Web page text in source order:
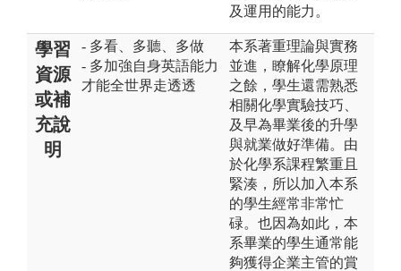
及運用的能力。
學習
資源
或補
充說
明
- 多看、多聽、多做
- 多加強自身英語能力
才能全世界走透透
本系著重理論與實務
並進，瞭解化學原理
之餘，學生還需熟悉
相關化學實驗技巧、
及早為畢業後的升學
與就業做好準備。由
於化學系課程繁重且
緊湊，所以加入本系
的學生經常非常忙
碌。也因為如此，本
系畢業的學生通常能
夠獲得企業主管的賞